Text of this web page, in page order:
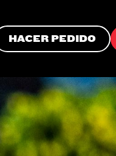
HACER PEDIDO